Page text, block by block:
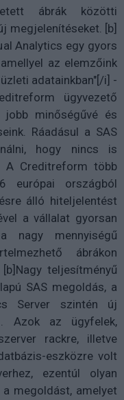
ábrák közötti
megjelenítéseket. [b]
Analytics egy gyors
az elemzőink
adatainkban"[/i] -
ügyvezető
jobb minőségűvé és
Ráadásul a SAS
hogy nincs is
A Creditreform több
országból
álló hiteljelentést
a vállalat gyorsan
nagy mennyiségű
ábrákon
teljesítményű
SAS megoldás, a
Server szintén új
Azok az ügyfelek,
rackre, illetve
eszközre volt
ezentúl olyan
megoldást, amelyet